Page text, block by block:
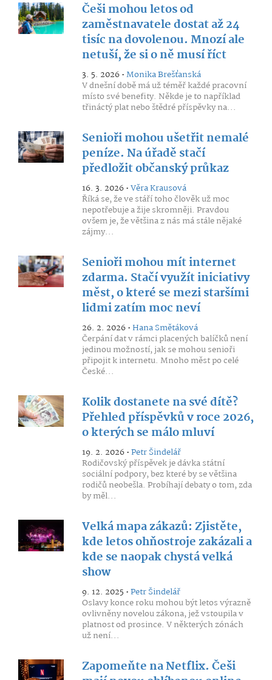
Češi mohou letos od
zaměstnavatele dostat až 24
tisíc na dovolenou. Mnozí ale
netuší, že si o ně musí říct
3. 5. 2026 •Monika Brešťanská
V dnešní době má už téměř každé pracovní
místo své benefity. Někde je to například
třináctý plat nebo štědré příspěvky na...
Senioři mohou ušetřit nemalé
peníze. Na úřadě stačí
předložit občanský průkaz
16. 3. 2026 •Věra Krausová
Říká se, že ve stáří toho člověk už moc
nepotřebuje a žije skromněji. Pravdou
ovšem je, že většina z nás má stále nějaké
zájmy...
Senioři mohou mít internet
zdarma. Stačí využít iniciativy
měst, o které se mezi staršími
lidmi zatím moc neví
26. 2. 2026 •Hana Smětáková
Čerpání dat v rámci placených balíčků není
jedinou možností, jak se mohou senioři
připojit k internetu. Mnoho měst po celé
České...
Kolik dostanete na své dítě?
Přehled příspěvků v roce 2026,
o kterých se málo mluví
19. 2. 2026 •Petr Šindelář
Rodičovský příspěvek je dávka státní
sociální podpory, bez které by se většina
rodičů neobešla. Probíhají debaty o tom, zda
by měl...
Velká mapa zákazů: Zjistěte,
kde letos ohňostroje zakázali a
kde se naopak chystá velká
show
9. 12. 2025 •Petr Šindelář
Oslavy konce roku mohou být letos výrazně
ovlivněny novelou zákona, jež vstoupila v
platnost od prosince. V některých zónách
už není...
Zapomeňte na Netflix. Češi